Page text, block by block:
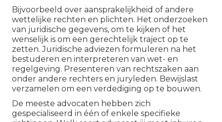
Bijvoorbeeld over aansprakelijkheid of andere
wettelijke rechten en plichten. Het onderzoeken
van juridische gegevens, om te kijken of het
wenselijk is om een gerechtelijk traject op te
zetten. Juridische adviezen formuleren na het
bestuderen en interpreteren van wet- en
regelgeving. Presenteren van rechtszaken aan
onder andere rechters en juryleden. Bewijslast
verzamelen om een verdediging op te bouwen.
De meeste advocaten hebben zich
gespecialiseerd in één of enkele specifieke